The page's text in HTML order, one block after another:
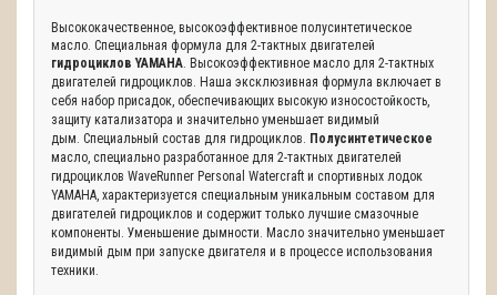
Высококачественное, высокоэффективное полусинтетическое
масло. Специальная формула для 2-тактных двигателей
гидроциклов YAMAHA. Высокоэффективное масло для 2-тактных
двигателей гидроциклов. Наша эксклюзивная формула включает в
себя набор присадок, обеспечивающих высокую износостойкость,
защиту катализатора и значительно уменьшает видимый
дым. Специальный состав для гидроциклов. Полусинтетическое
масло, специально разработанное для 2-тактных двигателей
гидроциклов WaveRunner Personal Watercraft и спортивных лодок
YAMAHA, характеризуется специальным уникальным составом для
двигателей гидроциклов и содержит только лучшие смазочные
компоненты. Уменьшение дымности. Масло значительно уменьшает
видимый дым при запуске двигателя и в процессе использования
техники.